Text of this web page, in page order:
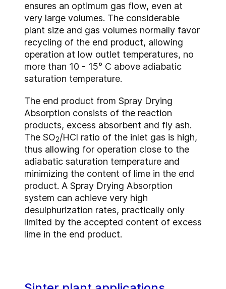
ensures an optimum gas flow, even at
very large volumes. The considerable
plant size and gas volumes normally favor
recycling of the end product, allowing
operation at low outlet temperatures, no
more than 10 - 15° C above adiabatic
saturation temperature.
The end product from Spray Drying
Absorption consists of the reaction
products, excess absorbent and fly ash.
The SO2/HCl ratio of the inlet gas is high,
thus allowing for operation close to the
adiabatic saturation temperature and
minimizing the content of lime in the end
product. A Spray Drying Absorption
system can achieve very high
desulphurization rates, practically only
limited by the accepted content of excess
lime in the end product.